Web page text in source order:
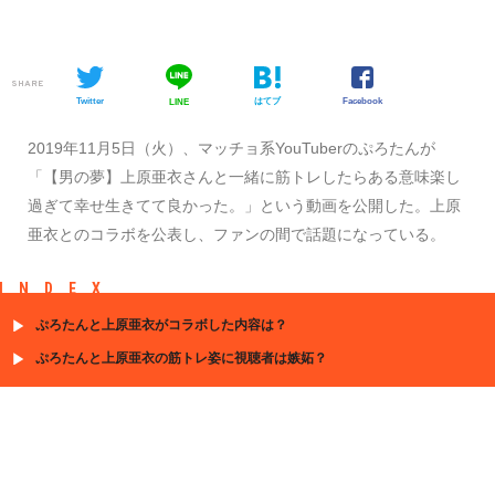
SHARE
Twitter LINE はてブ Facebook
2019年11月5日（火）、マッチョ系YouTuberのぷろたんが
「【男の夢】上原亜衣さんと一緒に筋トレしたらある意味楽し
過ぎて幸せ生きてて良かった。」という動画を公開した。上原
亜衣とのコラボを公表し、ファンの間で話題になっている。
INDEX
ぷろたんと上原亜衣がコラボした内容は？
ぷろたんと上原亜衣の筋トレ姿に視聴者は嫉妬？